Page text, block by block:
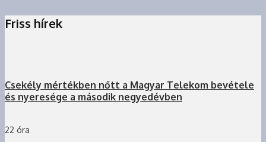
Friss hírek
Csekély mértékben nőtt a Magyar Telekom bevétele
és nyeresége a második negyedévben
22 óra